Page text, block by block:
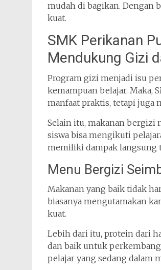
mudah di bagikan. Dengan
kuat.
SMK Perikanan
Mendukung Gizi
Program gizi menjadi isu
kemampuan belajar. Maka,
manfaat praktis, tetapi juga
Selain itu, makanan bergizi
siswa bisa mengikuti
memiliki dampak langsung
Menu Bergizi
Makanan yang baik tidak
biasanya mengutamakan
kuat.
Lebih dari itu, protein dari
dan baik untuk
pelajar yang sedang dalam